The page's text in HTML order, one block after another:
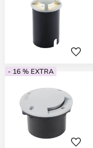
- 16 % EXTRA